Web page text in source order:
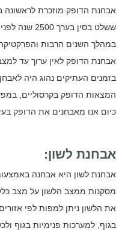
אבחנת הדופק מוזכרת לראשונה
ששלט בסין בערך 2500 שנה לפני הספירה.
במהלך השנים הרבות
אבחנת הדופק לאין ערוך עד
המצאות הדופק בקרסוליים,
כיום אנו מאבחנים את הדופק
אבחנת לשון:
אבחנת לשון היא אבחנה
מסקנות ממצב הלשון על מצב כלל
את הלשון ניתן למפות לפי
בגוף, למערכות פנימיות בגוף